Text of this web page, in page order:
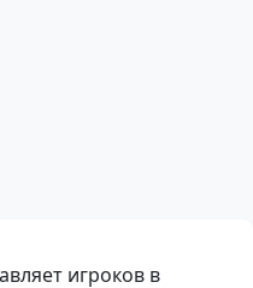
игроков в